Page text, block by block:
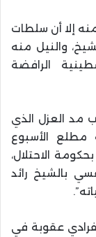
إلا أن سلطات
والنيل منه
الرافضة
العزل الذي
مطلع الأسبوع
الاحتلال،
بالشيخ رائد
عقوبة في